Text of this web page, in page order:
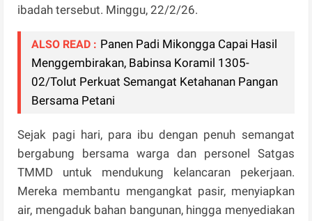
ibadah tersebut. Minggu, 22/2/26.
ALSO READ : Panen Padi Mikongga Capai Hasil
Menggembirakan, Babinsa Koramil 1305-
02/Tolut Perkuat Semangat Ketahanan Pangan
Bersama Petani
Sejak pagi hari, para ibu dengan penuh semangat
bergabung bersama warga dan personel Satgas
TMMD untuk mendukung kelancaran pekerjaan.
Mereka membantu mengangkat pasir, menyiapkan
air, mengaduk bahan bangunan, hingga menyediakan